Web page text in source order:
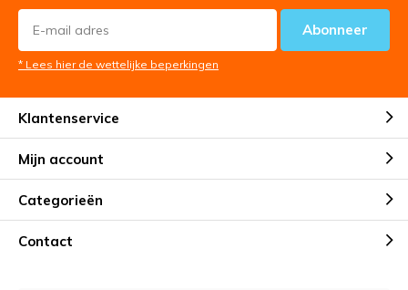
Abonneer
* Lees hier de wettelijke beperkingen
Klantenservice
Mijn account
Categorieën
Contact